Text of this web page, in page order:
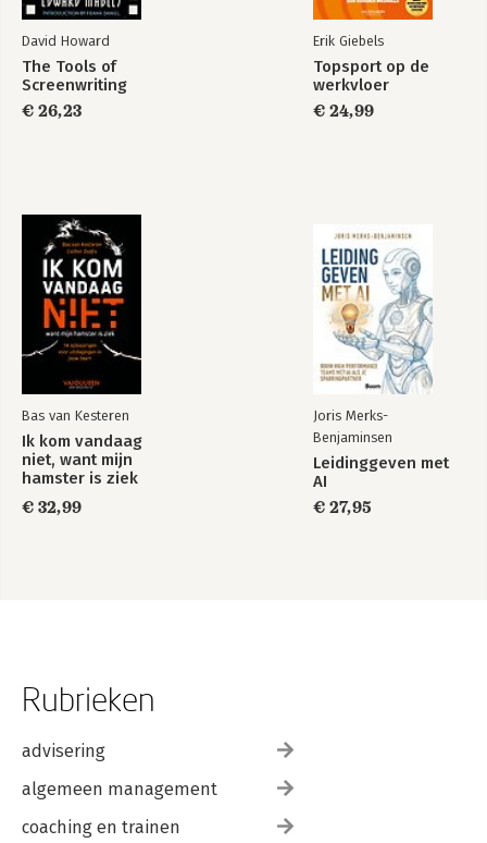
36. The iPhone: Three Revolutionary Products in One
38. The iPad: Into the Post-PC Era
39. New Battles: And Echoes of Old Ones
40. To Infinity: The Cloud, the Spaceship, and Beyond
41. Round Three: The Twilight Struggle
Notes
Index
David Howard
The Tools of
Screenwriting
€ 26,23
Erik Giebels
Topsport op de
werkvloer
€ 24,99
Bas van Kesteren
Ik kom vandaag
niet, want mijn
hamster is ziek
€ 32,99
Joris Merks-
Benjaminsen
Leidinggeven met
AI
€ 27,95
Rubrieken
advisering
algemeen management
coaching en trainen